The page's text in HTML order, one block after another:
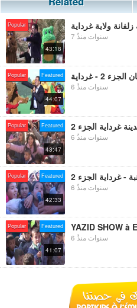
Popular
43:18
7 سنوات منذُ
Popular Featured
44:07
6 سنوات منذُ
Popular Featured
43:47
6 سنوات منذُ
Popular Featured
42:33
6 سنوات منذُ
Popular Featured
41:07
6 سنوات منذُ